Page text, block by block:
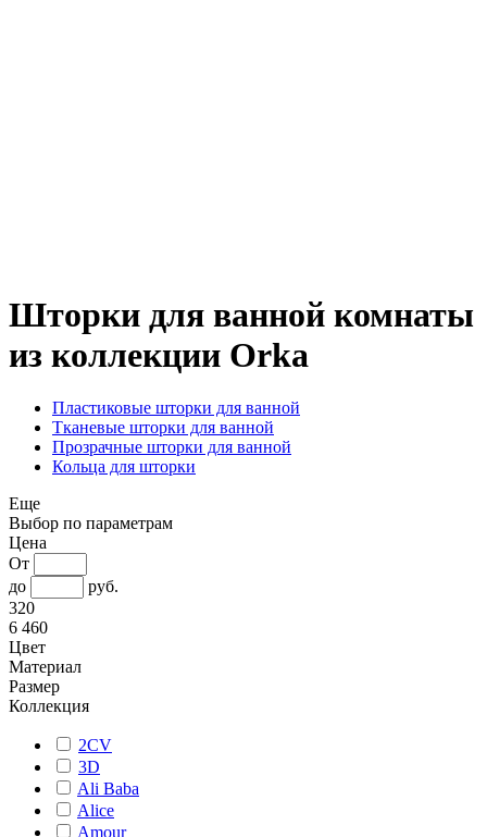
Шторки для ванной комнаты
из коллекции Orka
Пластиковые шторки для ванной
Тканевые шторки для ванной
Прозрачные шторки для ванной
Кольца для шторки
Еще
Выбор по параметрам
Цена
От
до
руб.
320
6 460
Цвет
Материал
Размер
Коллекция
2CV
3D
Ali Baba
Alice
Amour